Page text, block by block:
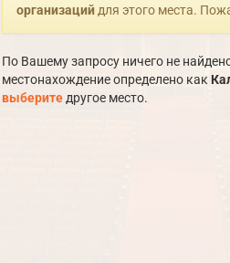
организацийдля этого места.
По Вашему запросу ничего не
местонахождение определено как
выберитедругое место.